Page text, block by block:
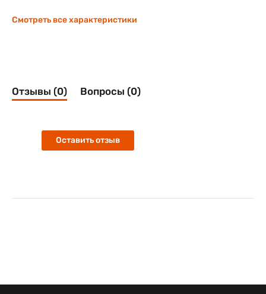
Смотреть все характеристики
Отзывы (0) Вопросы (0)
Оставить отзыв